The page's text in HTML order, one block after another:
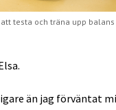
testa och träna upp balans
än jag förväntat